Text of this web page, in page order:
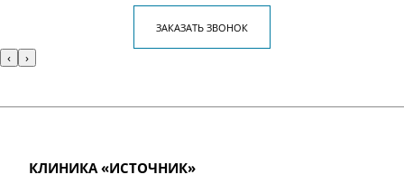
ЗАКАЗАТЬ ЗВОНОК
‹ ›
КЛИНИКА «ИСТОЧНИК»